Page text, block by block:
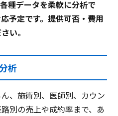
種データを柔軟に分析で
予定です。提供可否・費用
い。
析
、施術別、医師別、カウン
別の売上や成約率まで、あ